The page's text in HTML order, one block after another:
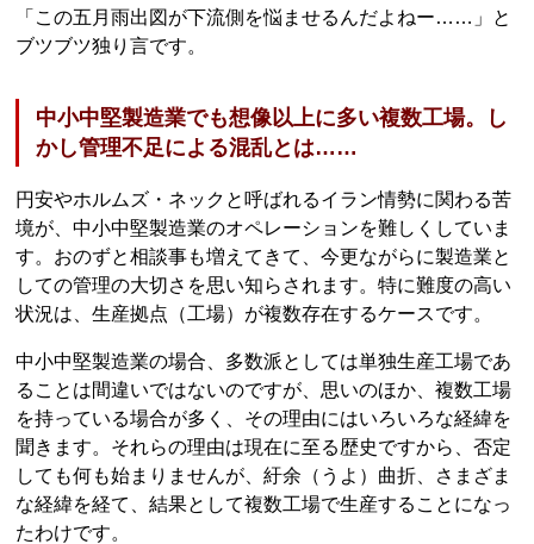
「この五月雨出図が下流側を悩ませるんだよねー……」と
ブツブツ独り言です。
中小中堅製造業でも想像以上に多い複数工場。し
かし管理不足による混乱とは……
円安やホルムズ・ネックと呼ばれるイラン情勢に関わる苦
境が、中小中堅製造業のオペレーションを難しくしていま
す。おのずと相談事も増えてきて、今更ながらに製造業と
しての管理の大切さを思い知らされます。特に難度の高い
状況は、生産拠点（工場）が複数存在するケースです。
中小中堅製造業の場合、多数派としては単独生産工場であ
ることは間違いではないのですが、思いのほか、複数工場
を持っている場合が多く、その理由にはいろいろな経緯を
聞きます。それらの理由は現在に至る歴史ですから、否定
しても何も始まりませんが、紆余（うよ）曲折、さまざま
な経緯を経て、結果として複数工場で生産することになっ
たわけです。